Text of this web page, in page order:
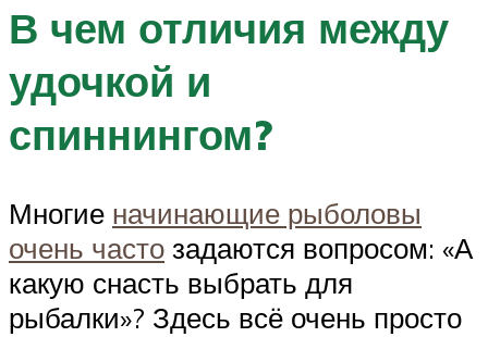
В чем отличия между
удочкой и
спиннингом?
Многие начинающие рыболовы
очень часто задаются вопросом: «А
какую снасть выбрать для
рыбалки»? Здесь всё очень просто